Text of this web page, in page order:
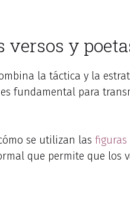
versos y
la táctica y la
fundamental para
se utilizan las figuras
que permite que los